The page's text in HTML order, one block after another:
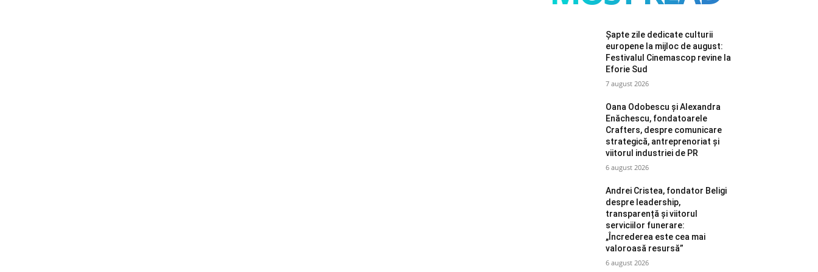
Șapte zile dedicate culturii
europene la mijloc de august:
Festivalul Cinemascop revine la
Eforie Sud
7 august 2026
Oana Odobescu și Alexandra
Enăchescu, fondatoarele
Crafters, despre comunicare
strategică, antreprenoriat și
viitorul industriei de PR
6 august 2026
Andrei Cristea, fondator Beligi
despre leadership,
transparență și viitorul
serviciilor funerare:
„Încrederea este cea mai
valoroasă resursă”
6 august 2026